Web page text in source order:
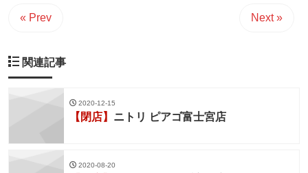
« Prev Next »
関連記事
2020-12-15
【閉店】 ニトリ ピアゴ富士宮店
2020-08-20